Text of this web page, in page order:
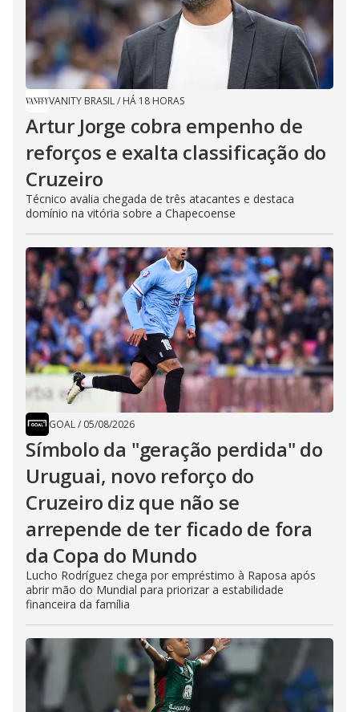
VANITY BRASIL/ HÁ 18 HORAS
Artur Jorge cobra empenho de
reforços e exalta classificação do
Cruzeiro
Técnico avalia chegada de três atacantes e destaca
domínio na vitória sobre a Chapecoense
GOAL/ 05/08/2026
Símbolo da "geração perdida" do
Uruguai, novo reforço do
Cruzeiro diz que não se
arrepende de ter ficado de fora
da Copa do Mundo
Lucho Rodríguez chega por empréstimo à Raposa após
abrir mão do Mundial para priorizar a estabilidade
financeira da família